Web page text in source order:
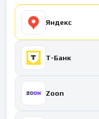
Яндекс
Т-Банк
Zoon